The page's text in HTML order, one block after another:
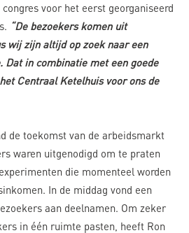
voor het eerst georganiseerd
“De bezoekers komen uit
wij zijn altijd op zoek naar een
Dat in combinatie met een goede
Centraal Ketelhuis voor ons de
de toekomst van de arbeidsmarkt
waren uitgenodigd om te praten
die momenteel worden
In de middag vond een
aan deelnamen. Om zeker
in één ruimte pasten, heeft Ron